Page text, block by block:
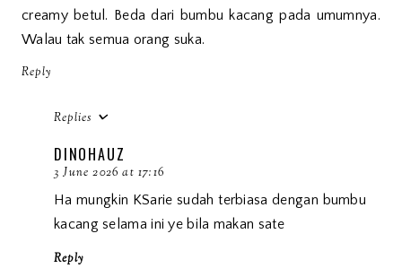
creamy betul. Beda dari bumbu kacang pada umumnya.
Walau tak semua orang suka.
Reply
Replies
DINOHAUZ
3 June 2026 at 17:16
Ha mungkin KSarie sudah terbiasa dengan bumbu
kacang selama ini ye bila makan sate
Reply